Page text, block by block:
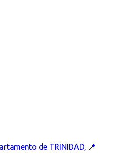
de TRINIDAD, 📍